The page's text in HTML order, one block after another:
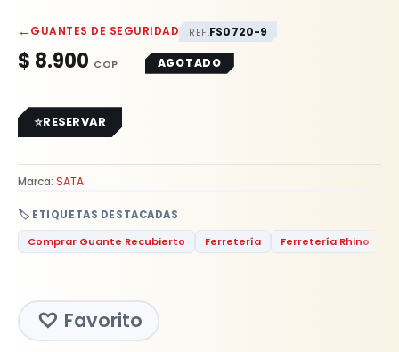
←GUANTES DE SEGURIDAD REF.FS0720-9
$ 8.900 AGOTADO
🏷️ ETIQUETAS DESTACADAS
Comprar Guante Recubierto
Ferretería Ferretería Rhino
Marca: SATA
RESERVAR
Favorito